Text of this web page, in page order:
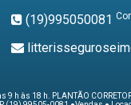
(19)995050081
h às 18 h. PLANTÃO